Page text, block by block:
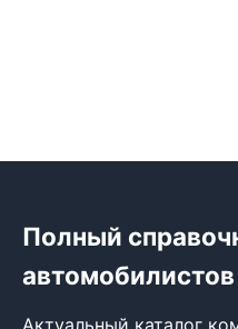
Полный
автомобилистов
Актуальный каталог